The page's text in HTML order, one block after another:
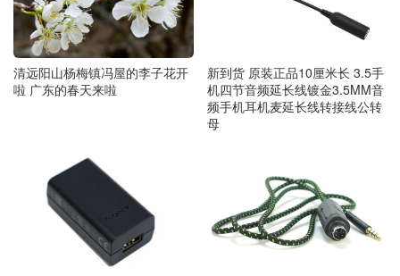
清远阳山杨梅镇冯屋的李子花开
啦 广东的春天来啦
新到货 原装正品10厘米长 3.5手
机四节音频延长线镀金3.5MM音
频手机耳机麦延长线转接线公转
母